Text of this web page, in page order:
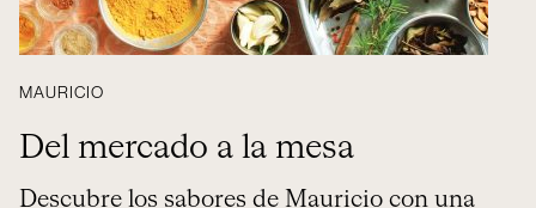
MAURICIO
Del mercado a la mesa
Descubre los sabores de Mauricio con una